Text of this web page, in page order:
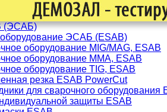
(ЭСАБ)
ЭСАБ (ESAB)
оборудование MIG/MAG, ESAB
оборудование ММА, ESAB
оборудование TIG, ESAB
резка ESAB PowerCut
для сварочного оборудования
защиты ESAB